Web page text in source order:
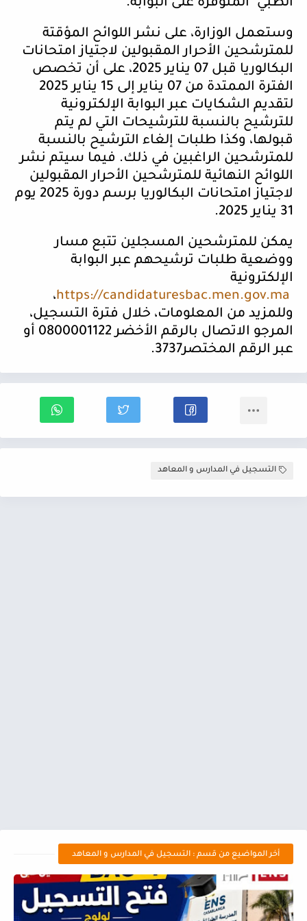
الطبي" المتوفرة على البوابة.
وستعمل الوزارة، على نشر اللوائح المؤقتة
للمترشحين الأحرار المقبولين لاجتياز امتحانات
البكالوريا قبل 07 يناير 2025، على أن تخصص
الفترة الممتدة من 07 يناير إلى 15 يناير 2025
لتقديم الشكايات عبر البوابة الإلكترونية
للترشيح بالنسبة للترشيحات التي لم يتم
قبولها، وكذا طلبات إلغاء الترشيح بالنسبة
للمترشحين الراغبين في ذلك. فيما سيتم نشر
اللوائح النهائية للمترشحين الأحرار المقبولين
لاجتياز امتحانات البكالوريا برسم دورة 2025 يوم
31 يناير 2025
.
يمكن للمترشحين المسجلين تتبع مسار
ووضعية طلبات ترشيحهم عبر البوابة
الإلكترونية
https://candidaturesbac.men.gov.ma،
وللمزيد من المعلومات، خلال فترة التسجيل،
المرجو الاتصال بالرقم الأخضر 0800001122 أو
عبر الرقم المختصر3737
.
التسجيل في المدارس و المعاهد
أخر المواضيع من قسم : التسجيل في المدارس و المعاهد